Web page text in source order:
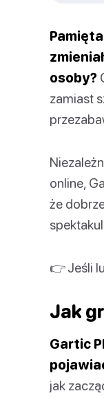
osoby?
zamiast
online,
że
👉 Jeśli
Jak
Gartic
jak